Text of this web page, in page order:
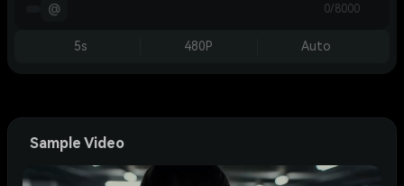
@ 0/8000
5s 480P Auto
Sample Video